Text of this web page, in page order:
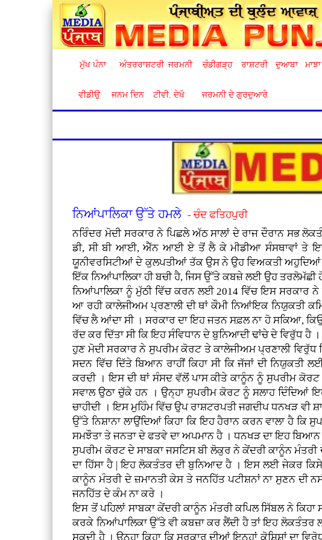
ਮੁੱਖ ਪੰਨਾ ਅੰਤਰਰਾਸ਼ਟਰੀ ਜਰਮਨੀ ਚੰਡੀਗੜ੍ਹ ਰਾਸ਼ਟਰੀ ਦੁਆਬਾ ਮਾਝਾ
ਵੀਡੀਉ ਜਨਮ ਦਿਨ ਟੀਵੀ. ਦੇਖੋ ਜਰਮਨੀ ਦੇ ਗੁਰਦੁਆਰੇ
ਨਿਆਂਪਾਲਿਕਾ ਉੱਤੇ ਹਮਲੇ - ਚੰਦ ਫਤਿਹਪੁਰੀ
ਨਰਿੰਦਰ ਮੋਦੀ ਸਰਕਾਰ ਨੇ ਪਿਛਲੇ ਅੱਠ ਸਾਲਾਂ ਦੇ ਰਾਜ ਦੌਰਾਨ ਸਭ
ਡੀ, ਸੀ ਬੀ ਆਈ, ਐੱਨ ਆਈ ਏ ਤੋਂ ਲੈ ਕੇ ਮੀਡੀਆ ਸੰਸਥਾਵਾਂ ਤੇ
ਯੂਨੀਵਰਸਿਟੀਆਂ ਦੇ ਕੁਲਪਤੀਆਂ ਤੱਕ ਉਸ ਨੇ ਉਹ ਵਿਅਕਤੀ ਅਹੁਦਿਆਂ
ਇੱਕ ਨਿਆਂਪਾਲਿਕਾ ਹੀ ਬਚੀ ਹੈ, ਜਿਸ ਉੱਤੇ ਕਬਜ਼ੇ ਲਈ ਉਹ ਤਰਲੋਮੱਛੀ
ਨਿਆਂਪਾਲਿਕਾ ਨੂੰ ਮੁੱਠੀ ਵਿੱਚ ਕਰਨ ਲਈ 2014 ਵਿੱਚ ਇਸ ਸਰਕਾਰ ਨੇ
ਆ ਰਹੀ ਕਾਲੇਜੀਅਮ ਪ੍ਰਣਾਲੀ ਦੀ ਥਾਂ ਕੌਮੀ ਨਿਆਂਇਕ ਨਿਯੁਕਤੀ
ਵਿੱਚ ਲੈ ਆਂਦਾ ਸੀ । ਸਰਕਾਰ ਦਾ ਇਹ ਜਤਨ ਸਫ਼ਲ ਨਾ ਹੋ ਸਕਿਆ,
ਰੱਦ ਕਰ ਦਿੱਤਾ ਸੀ ਕਿ ਇਹ ਸੰਵਿਧਾਨ ਦੇ ਬੁਨਿਆਦੀ ਢਾਂਚੇ ਦੇ ਵਿਰੁੱਧ ਹੈ ।
ਹੁਣ ਮੋਦੀ ਸਰਕਾਰ ਨੇ ਸੁਪਰੀਮ ਕੋਰਟ ਤੇ ਕਾਲੇਜੀਅਮ ਪ੍ਰਣਾਲੀ ਵਿਰੁੱਧ
ਸਦਨ ਵਿੱਚ ਦਿੱਤੇ ਬਿਆਨ ਰਾਹੀਂ ਕਿਹਾ ਸੀ ਕਿ ਜੱਜਾਂ ਦੀ ਨਿਯੁਕਤੀ
ਕਰਦੀ । ਇਸ ਦੀ ਥਾਂ ਸੰਸਦ ਵੱਲੋਂ ਪਾਸ ਕੀਤੇ ਕਾਨੂੰਨ ਨੂੰ ਸੁਪਰੀਮ
ਸਵਾਲ ਉਠਾ ਚੁੱਕੇ ਹਨ । ਉਨ੍ਹਾ ਸੁਪਰੀਮ ਕੋਰਟ ਨੂੰ ਸਲਾਹ ਦਿੰਦਿਆਂ
ਚਾਹੀਦੀ । ਇਸ ਮੁਹਿੰਮ ਵਿੱਚ ਉਪ ਰਾਸ਼ਟਰਪਤੀ ਜਗਦੀਪ ਧਨਖੜ
ਉੱਤੇ ਨਿਸ਼ਾਨਾ ਲਾਉਂਦਿਆਂ ਕਿਹਾ ਕਿ ਇਹ ਹੈਰਾਨ ਕਰਨ ਵਾਲਾ ਹੈ
ਸਮਝੌਤਾ ਤੇ ਜਨਤਾ ਦੇ ਫਤਵੇ ਦਾ ਅਪਮਾਨ ਹੈ । ਧਨਖੜ ਦਾ ਇਹ
ਸੁਪਰੀਮ ਕੋਰਟ ਦੇ ਸਾਬਕਾ ਜਸਟਿਸ ਬੀ ਲੋਕੁਰ ਨੇ ਕੇਂਦਰੀ ਕਾਨੂੰਨ
ਦਾ ਹਿੱਸਾ ਹੈ | ਇਹ ਲੋਕਤੰਤਰ ਦੀ ਬੁਨਿਆਦ ਹੈ । ਇਸ ਲਈ ਜੇਕਰ ਕਿਸੇ
ਕਾਨੂੰਨ ਮੰਤਰੀ ਦੇ ਜ਼ਮਾਨਤੀ ਕੇਸ ਤੇ ਜਨਹਿੱਤ ਪਟੀਸ਼ਨਾਂ ਨਾ ਸੁਣਨ ਦੀ
ਜਨਹਿੱਤ ਦੇ ਕੰਮ ਨਾ ਕਰੇ ।
ਇਸ ਤੋਂ ਪਹਿਲਾਂ ਸਾਬਕਾ ਕੇਂਦਰੀ ਕਾਨੂੰਨ ਮੰਤਰੀ ਕਪਿਲ ਸਿੱਬਲ ਨੇ
ਕਰਕੇ ਨਿਆਂਪਾਲਿਕਾ ਉੱਤੇ ਵੀ ਕਬਜ਼ਾ ਕਰ ਲੈਂਦੀ ਹੈ ਤਾਂ ਇਹ ਲੋਕਤੰਤਰ
ਸਕਦੀ ਹੈ । ਉਨ੍ਹਾ ਕਿਹਾ ਕਿ ਸਰਕਾਰ ਦੀਆਂ ਇਨ੍ਹਾਂ ਕੋਸ਼ਿਸ਼ਾਂ ਦਾ